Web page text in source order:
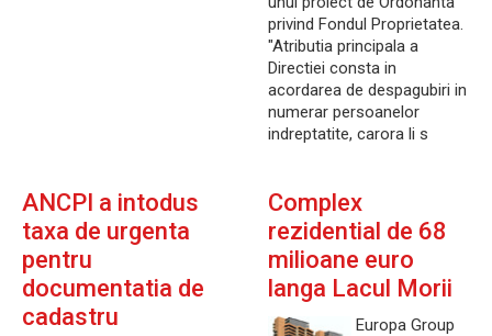
privind Fondul Proprietatea.
"Atributia principala a
Directiei consta in
acordarea de despagubiri in
numerar persoanelor
indreptatite, carora li s
ANCPI a intodus
taxa de urgenta
pentru
documentatia de
cadastru
Complex
rezidential de 68
milioane euro
langa Lacul Morii
Europa Group